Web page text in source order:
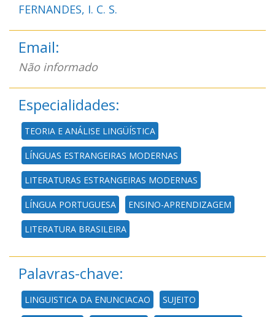
FERNANDES, I. C. S.
Email:
Não informado
Especialidades:
TEORIA E ANÁLISE LINGÜÍSTICA
LÍNGUAS ESTRANGEIRAS MODERNAS
LITERATURAS ESTRANGEIRAS MODERNAS
LÍNGUA PORTUGUESA ENSINO-APRENDIZAGEM
LITERATURA BRASILEIRA
Palavras-chave:
LINGUISTICA DA ENUNCIACAO SUJEITO